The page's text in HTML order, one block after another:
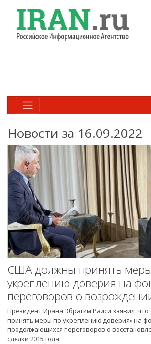
Новости за 16.09.2022
США должны принять
укреплению доверия на
переговоров о
Президент Ирана Эбрагим Раиси заявил,
принять меры по укреплению доверия» на
продолжающихся переговоров о
сделки 2015 года.